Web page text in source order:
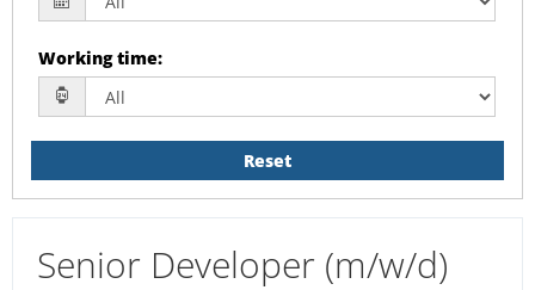
Working time:
Reset
Senior Developer (m/w/d)